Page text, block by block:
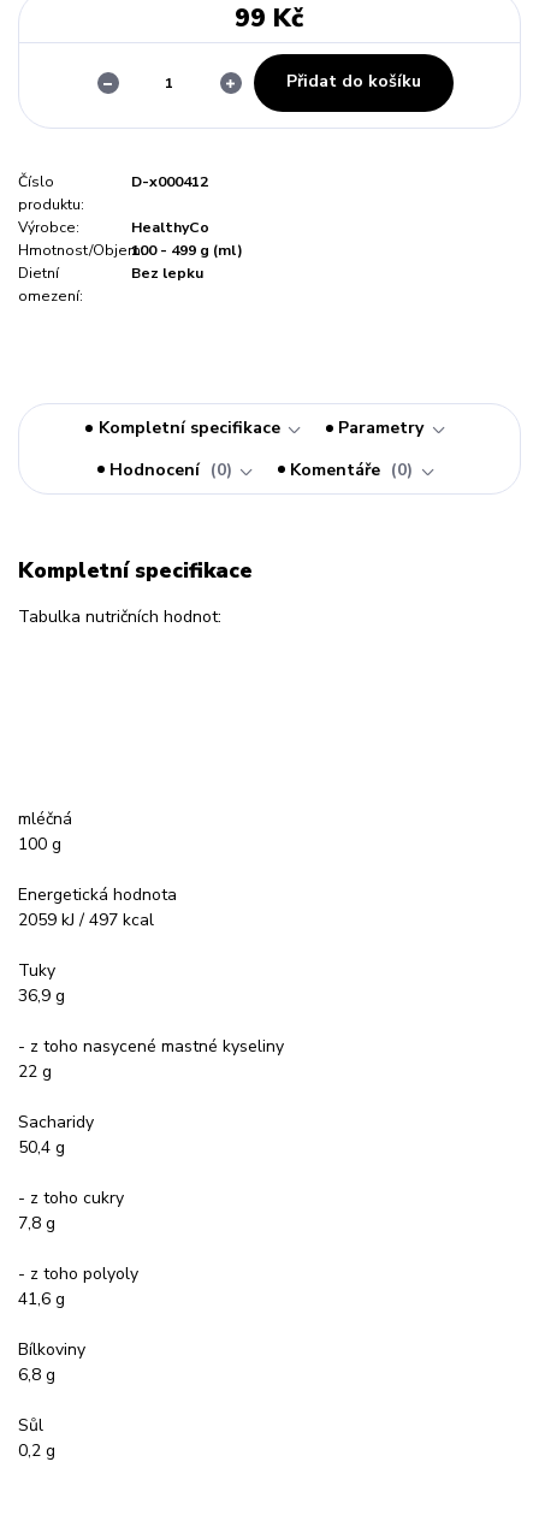
99 Kč
Přidat do košíku
Číslo
produktu:
D-x000412
Výrobce:
HealthyCo
Hmotnost/Objem:100 - 499 g (ml)
Dietní
omezení:
Bez lepku
Kompletní specifikace
Parametry
Hodnocení
0 Komentáře 0
Kompletní specifikace
Tabulka nutričních hodnot:
mléčná
100 g
Energetická hodnota
2059 kJ / 497 kcal
Tuky
36,9 g
- z toho nasycené mastné kyseliny
22 g
Sacharidy
50,4 g
- z toho cukry
7,8 g
- z toho polyoly
41,6 g
Bílkoviny
6,8 g
Sůl
0,2 g